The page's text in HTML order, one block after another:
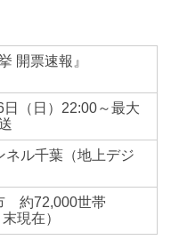
開票速報』
日（日）22:00～最大
ネル千葉（地上デジ
約72,000世帯
現在）